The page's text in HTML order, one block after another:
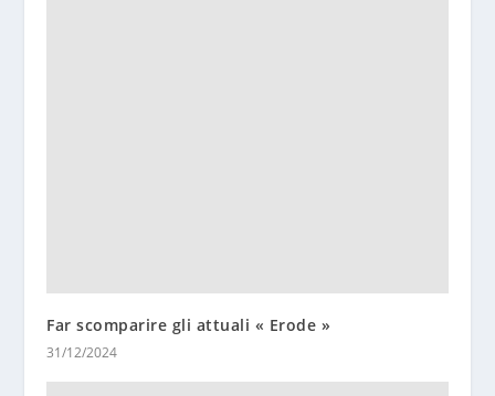
Far scomparire gli attuali « Erode »
31/12/2024